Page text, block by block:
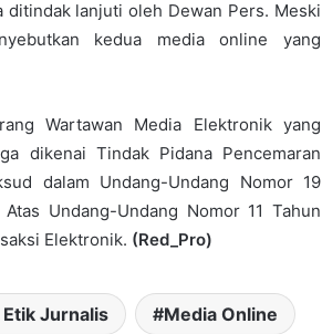
ditindak lanjuti oleh Dewan Pers. Meski
kedua media online yang
Wartawan Media Elektronik yang
dikenai Tindak Pidana Pencemaran
dalam Undang-Undang Nomor 19
Undang-Undang Nomor 11 Tahun
Elektronik. (Red_Pro)
Etik Jurnalis Media Online